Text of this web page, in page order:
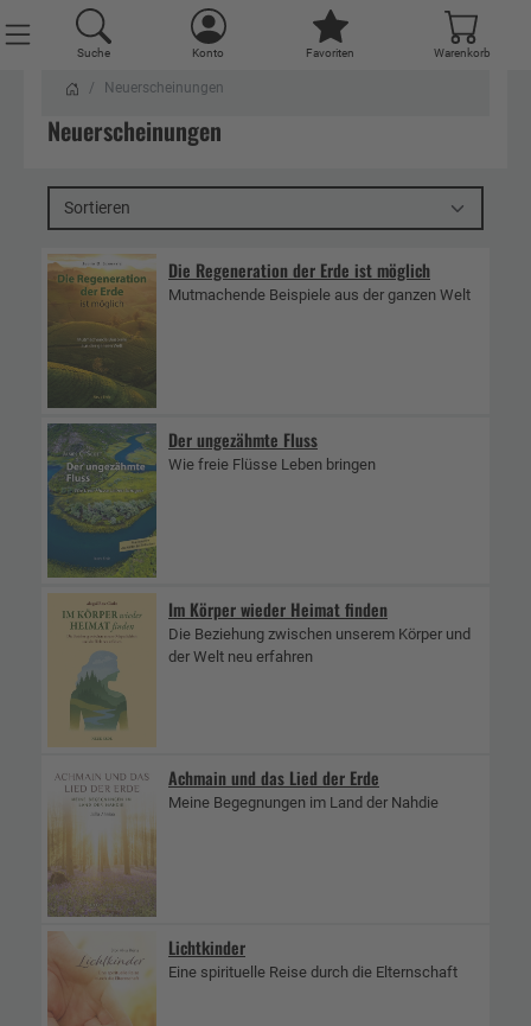
Suche Konto Favoriten Warenkorb
Neuerscheinungen
Neuerscheinungen
Sortieren
Die Regeneration der Erde ist möglich
Mutmachende Beispiele aus der ganzen Welt
Der ungezähmte Fluss
Wie freie Flüsse Leben bringen
Im Körper wieder Heimat finden
Die Beziehung zwischen unserem Körper und
der Welt neu erfahren
Achmain und das Lied der Erde
Meine Begegnungen im Land der Nahdie
Lichtkinder
Eine spirituelle Reise durch die Elternschaft